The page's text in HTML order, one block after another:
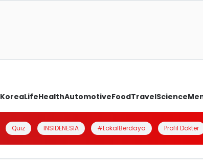
KoreaLifeHealthAutomotiveFoodTravelScience
Quiz INSIDENESIA #LokalBerdaya Profil Dokter